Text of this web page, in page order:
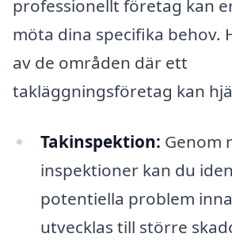
professionellt företag kan
möta dina specifika behov.
av de områden där ett
takläggningsföretag kan
Takinspektion: Genom
inspektioner kan du
potentiella problem
utvecklas till större